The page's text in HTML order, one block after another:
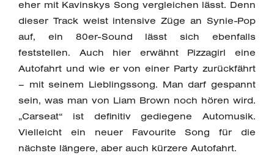
eher mit Kavinskys Song vergleichen lässt. Denn
dieser Track weist intensive Züge an Synie-Pop
auf, ein 80er-Sound lässt sich ebenfalls
feststellen. Auch hier erwähnt Pizzagirl eine
Autofahrt und wie er von einer Party zurückfährt
– mit seinem Lieblingssong. Man darf gespannt
sein, was man von Liam Brown noch hören wird.
„Carseat“ ist definitiv gediegene Automusik.
Vielleicht ein neuer Favourite Song für die
nächste längere, aber auch kürzere Autofahrt.